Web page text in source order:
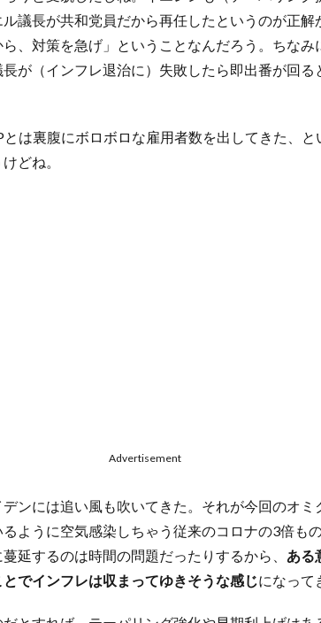
議長が共和党員だから再任したというのが正
、対策を急げ」ということなんだろう。ちな
が（インフレ退治に）失敗したら即出番が回る
は裏腹にボロボロな雇用者数を出してきた、と
どね。
Advertisement
ンには追い風も吹いてきた。それが今回のオミ
ように空気感染しちゃう従来のコロナの3倍も
延するのは時間の問題だったりするから、 ある
でインフレは収まってゆきそうな感じになって